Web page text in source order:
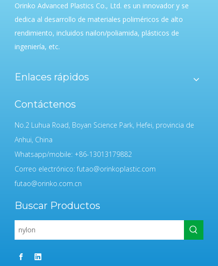
Orinko Advanced Plastics Co., Ltd. es un innovador y se
dedica al desarrollo de materiales poliméricos de alto
rendimiento, incluidos nailon/poliamida, plásticos de
ingeniería, etc.
Enlaces rápidos
Contáctenos
No.2 Luhua Road, Boyan Science Park, Hefei, provincia de
Anhui, China
Whatsapp/mobile: +86-13013179882
Correo electrónico:futao@orinkoplastic.com
futao@orinko.com.cn
Buscar Productos